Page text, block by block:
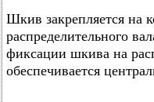
Шкив закрепляется на
распределительного
фиксации шкива на
обеспечивается